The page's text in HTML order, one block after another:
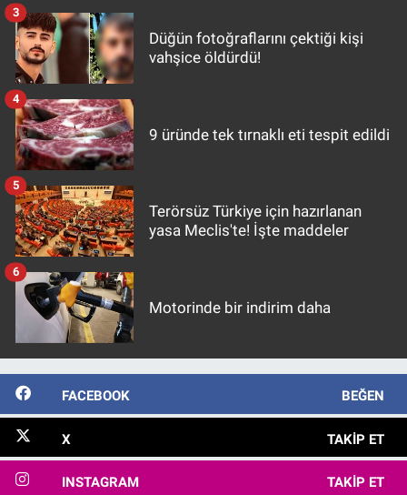
Düğün fotoğraflarını çektiği kişi
vahşice öldürdü!
3
9 üründe tek tırnaklı eti tespit edildi
4
Terörsüz Türkiye için hazırlanan
yasa Meclis'te! İşte maddeler
5
Motorinde bir indirim daha
6
FACEBOOK BEĞEN
X TAKIP ET
INSTAGRAM TAKIP ET